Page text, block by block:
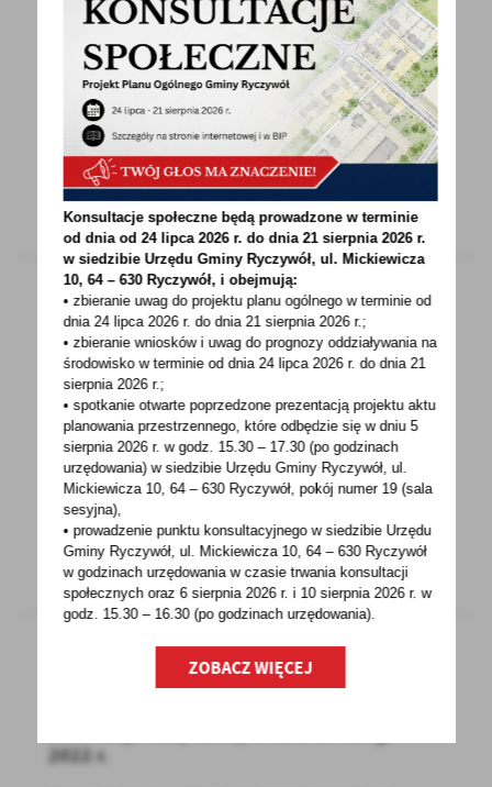
DZIAŁANIA W SPRAWIE KOORDYNACJI
POMOCY HUMANITARNEJ DLA UKRAINY
Dnia 27.02.2022 r. w godzinach południowych
w Starostwie Powiatowym w Obornikach
odbyło się spotkanie...
25 - 02 - 2022
25.02.2022 R. - URZĄD GMINY CZYNNY OD
GODZ. 8:00
UWAGA !!!INFORMUJEMY, ŻE W DNIU25.02.2022
R. (PIĄTEK)URZĄD GMINY BĘDZIE CZYNNYOD
GODZINY 8:00
24 - 02 - 2022
2022 r.
Konsultacje społeczne będą prowadzone w terminie
od dnia od 24 lipca 2026 r. do dnia 21 sierpnia 2026 r.
w siedzibie Urzędu Gminy Ryczywół, ul. Mickiewicza
10, 64 – 630 Ryczywół, i obejmują:
• zbieranie uwag do projektu planu ogólnego w terminie od
dnia 24 lipca 2026 r. do dnia 21 sierpnia 2026 r.;
• zbieranie wniosków i uwag do prognozy oddziaływania na
środowisko w terminie od dnia 24 lipca 2026 r. do dnia 21
sierpnia 2026 r.;
• spotkanie otwarte poprzedzone prezentacją projektu aktu
planowania przestrzennego, które odbędzie się w dniu 5
sierpnia 2026 r.w godz. 15.30 – 17.30 (po godzinach
urzędowania) w siedzibie Urzędu Gminy Ryczywół, ul.
Mickiewicza 10, 64 – 630 Ryczywół, pokójnumer 19 (sala
sesyjna),
• prowadzenie punktu konsultacyjnego w siedzibie Urzędu
Gminy Ryczywół, ul. Mickiewicza 10, 64 – 630 Ryczywół
w godzinachurzędowania w czasie trwania konsultacji
społecznych oraz 6 sierpnia 2026 r. i 10 sierpnia 2026 r. w
godz. 15.30 – 16.30 (po godzinachurzędowania).
ZOBACZ WIĘCEJ